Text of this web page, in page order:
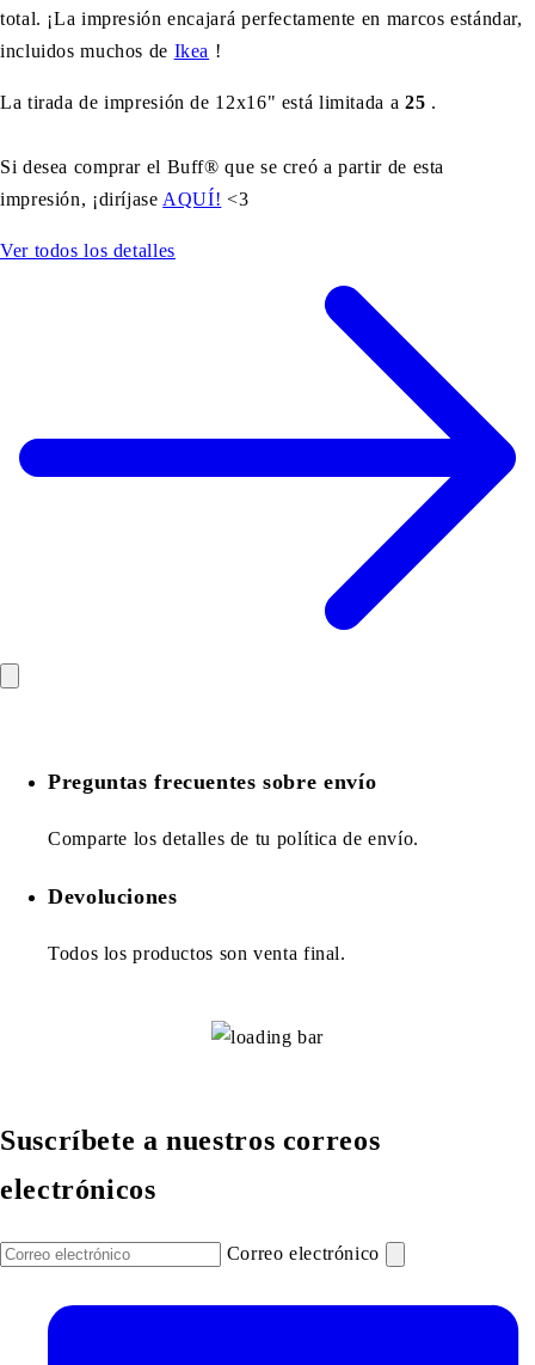
total. ¡La impresión encajará perfectamente en marcos estándar,
incluidos muchos de Ikea !
La tirada de impresión de 12x16" está limitada a 25 .
Si desea comprar el Buff® que se creó a partir de esta
impresión, ¡diríjase AQUÍ! <3
Ver todos los detalles
Preguntas frecuentes sobre envío
Comparte los detalles de tu política de envío.
Devoluciones
Todos los productos son venta final.
Suscríbete a nuestros correos
electrónicos
Correo electrónico